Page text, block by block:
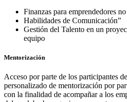
Finanzas para emprendedores
Habilidades de Comunicación”
Gestión del Talento en un
equipo
Mentorización
Acceso por parte de los participantes
personalizado de mentorización por
con la finalidad de acompañar a los